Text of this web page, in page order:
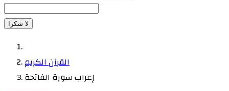
لا شكرا
القرآن الكريم
إعراب سورة الفاتحة